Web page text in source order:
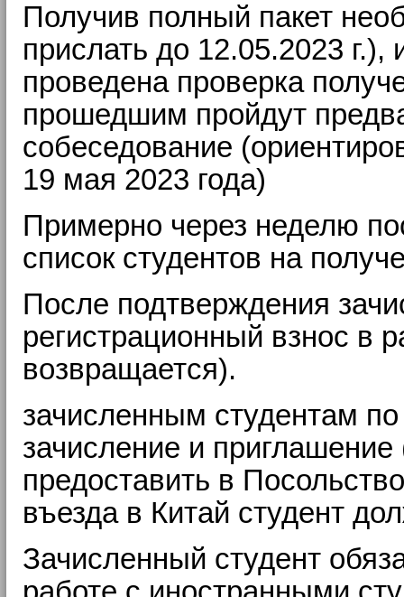
Получив полный пакет
прислать до 12.05.2023
проведена проверка
прошедшим пройдут
собеседование
19 мая 2023 года)
Примерно через неделю
список студентов на
После подтверждения
регистрационный взнос в
возвращается).
зачисленным студентам
зачисление и
предоставить в
въезда в Китай студент
Зачисленный студент